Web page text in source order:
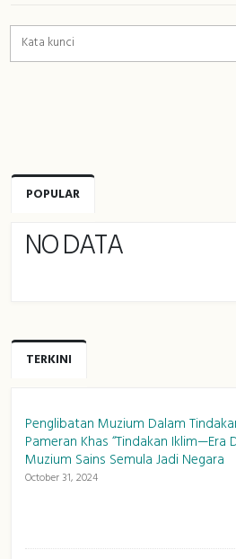
POPULAR
NO DATA
TERKINI
Penglibatan Muzium Dalam
Pameran Khas “Tindakan Iklim—Era
Muzium Sains Semula Jadi Negara
October 31, 2024